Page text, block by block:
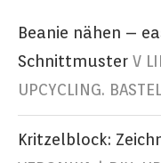
Beanie nähen –
Schnittmuster V
UPCYCLING.
Kritzelblock: